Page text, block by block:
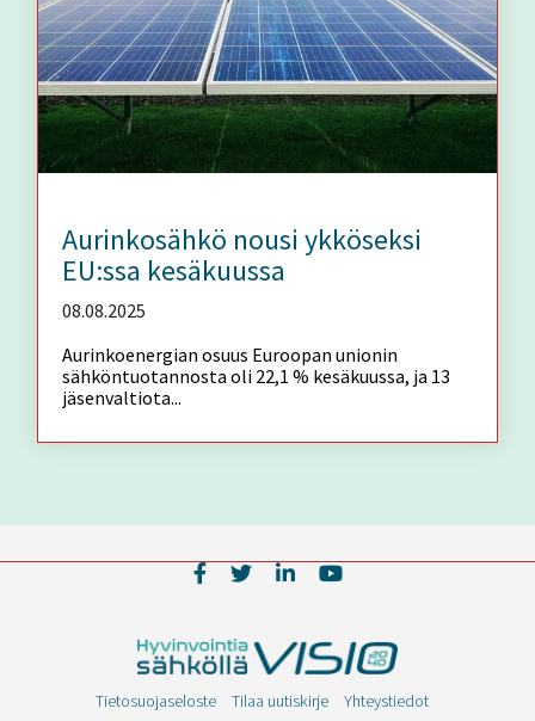
Aurinkosähkö nousi ykköseksi
EU:ssa kesäkuussa
08.08.2025
Aurinkoenergian osuus Euroopan unionin
sähköntuotannosta oli 22,1 % kesäkuussa, ja 13
jäsenvaltiota...
Tietosuojaseloste Tilaa uutiskirje Yhteystiedot